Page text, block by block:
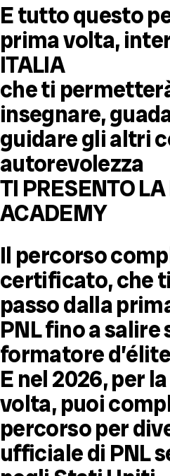
E tutto questo
prima volta,
ITALIA
che ti
insegnare,
guidare gli altri
autorevolezza
TI PRESENTO
ACADEMY
Il percorso
certificato, che
passo dalla
PNL fino a
formatore
E nel 2026, per
volta, puoi
percorso per
ufficiale di PNL